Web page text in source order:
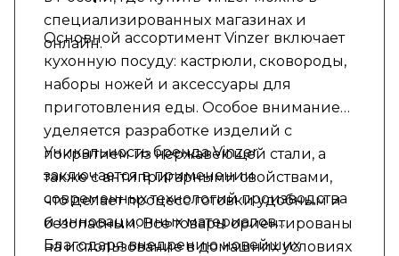
специализированных магазинах и
онлайн.
Основной ассортимент Vinzer включает
кухонную посуду: кастрюли, сковороды,
наборы ножей и аксессуары для
приготовления еды. Особое внимание
уделяется разработке изделий с
покрытием из нержавеющей стали, а
также с антипригарными свойствами,
что делает процесс готовки удобным и
безопасным. Все товары ориентированы
на использование в домашних условиях
Уникальность бренда Vinzer
заключается в применении
современных технологий производства
и инновационных материалов.
Благодаря внедрению новейших